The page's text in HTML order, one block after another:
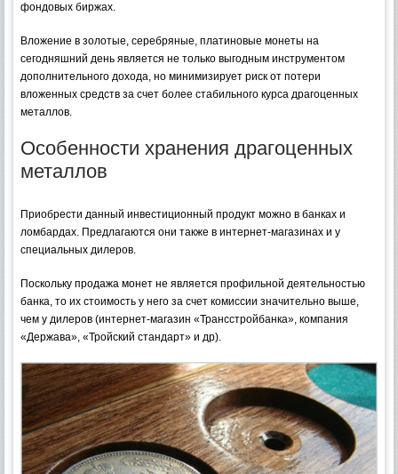
фондовых биржах.
Вложение в золотые, серебряные, платиновые монеты на
сегодняшний день является не только выгодным инструментом
дополнительного дохода, но минимизирует риск от потери
вложенных средств за счет более стабильного курса драгоценных
металлов.
Особенности хранения драгоценных
металлов
Приобрести данный инвестиционный продукт можно в банках и
ломбардах. Предлагаются они также в интернет-магазинах и у
специальных дилеров.
Поскольку продажа монет не является профильной деятельностью
банка, то их стоимость у него за счет комиссии значительно выше,
чем у дилеров (интернет-магазин «Трансстройбанка», компания
«Держава», «Тройский стандарт» и др).